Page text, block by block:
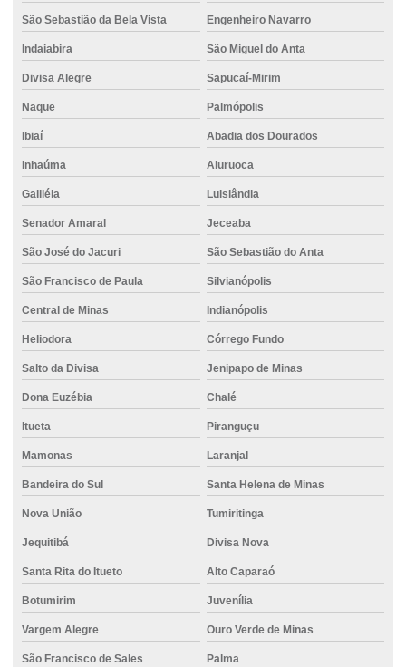
São Sebastião da Bela Vista Engenheiro Navarro
Indaiabira São Miguel do Anta
Divisa Alegre Sapucaí-Mirim
Naque Palmópolis
Ibiaí Abadia dos Dourados
Inhaúma Aiuruoca
Galiléia Luislândia
Senador Amaral Jeceaba
São José do Jacuri São Sebastião do Anta
São Francisco de Paula Silvianópolis
Central de Minas Indianópolis
Heliodora Córrego Fundo
Salto da Divisa Jenipapo de Minas
Dona Euzébia Chalé
Itueta Piranguçu
Mamonas Laranjal
Bandeira do Sul Santa Helena de Minas
Nova União Tumiritinga
Jequitibá Divisa Nova
Santa Rita do Itueto Alto Caparaó
Botumirim Juvenília
Vargem Alegre Ouro Verde de Minas
São Francisco de Sales Palma